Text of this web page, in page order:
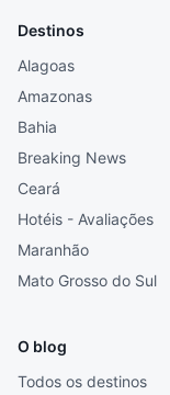
Destinos
Alagoas
Amazonas
Bahia
Breaking News
Ceará
Hotéis - Avaliações
Maranhão
Mato Grosso do Sul
O blog
Todos os destinos